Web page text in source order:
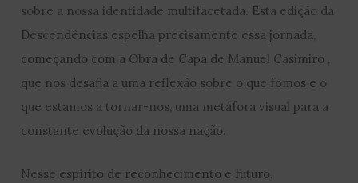
sobre a nossa identidade multifacetada. Esta edição da
Descendências espelha precisamente essa jornada,
começando com a Obra de Capa de Manuel Casimiro ,
que nos desafia a uma reflexão sobre o que fomos e o
que estamos a tornar-nos, uma metáfora visual para a
constante evolução da nossa nação.
Nesse espírito de reconhecimento e futuro,